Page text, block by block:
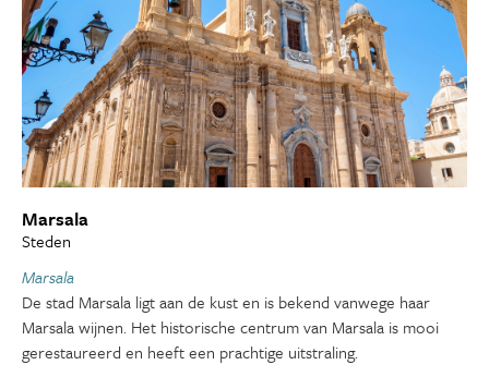
Marsala
Steden
Marsala
De stad Marsala ligt aan de kust en is bekend vanwege haar
Marsala wijnen. Het historische centrum van Marsala is mooi
gerestaureerd en heeft een prachtige uitstraling.